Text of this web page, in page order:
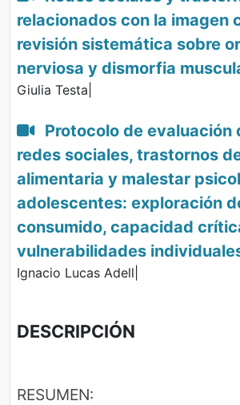
relacionados con la imagen
revisión sistemática sobre
nerviosa y dismorfia
Giulia Testa|
Protocolo de evaluación
redes sociales, trastornos
alimentaria y malestar
adolescentes: exploración
consumido, capacidad
vulnerabilidades
Ignacio Lucas Adell|
DESCRIPCIÓN
RESUMEN: